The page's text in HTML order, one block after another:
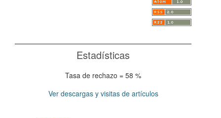
Estadísticas
Tasa de rechazo = 58 %
Ver descargas y visitas de artículos